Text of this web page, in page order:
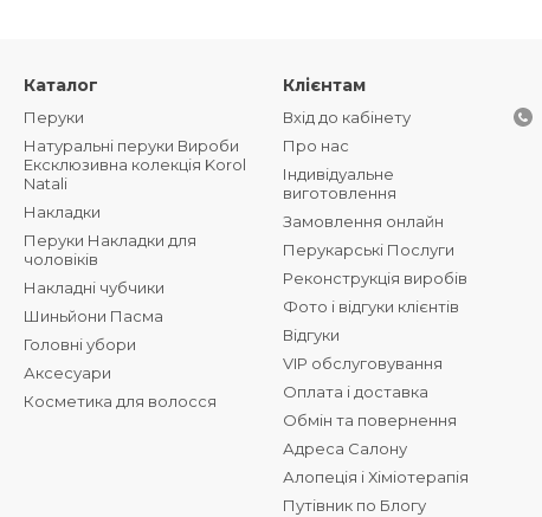
Каталог
Перуки
Натуральні перуки Вироби
Ексклюзивна колекція Korol
Natali
Накладки
Перуки Накладки для
чоловіків
Накладні чубчики
Шиньйони Пасма
Головні убори
Аксесуари
Косметика для волосся
Клієнтам
Вхід до кабінету
Про нас
Індивідуальне
виготовлення
Замовлення онлайн
Перукарські Послуги
Реконструкція виробів
Фото і відгуки клієнтів
Відгуки
VIP обслуговування
Оплата і доставка
Обмін та повернення
Адреса Салону
Алопеція і Хіміотерапія
Путівник по Блогу